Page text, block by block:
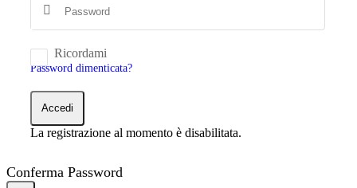
Ricordami
Password dimenticata?
Accedi
La registrazione al momento è disabilitata.
Conferma Password